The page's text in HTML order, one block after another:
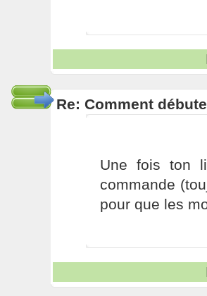
Re: Comment
Une fois ton
commande
pour que les